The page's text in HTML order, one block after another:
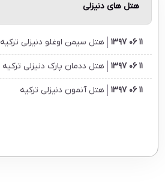
هتل های دنیزلی
11 06 1397 هتل سیمن اوغلو دنیزلی ترکیه
11 06 1397 هتل ددمان پارک دنیزلی ترکیه
11 06 1397 هتل آنمون دنیزلی ترکیه